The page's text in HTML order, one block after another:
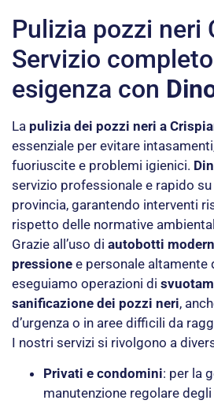
Pulizia pozzi neri
Servizio
esigenza con
La pulizia dei pozzi neri a
essenziale per evitare
fuoriuscite e problemi igienici.
servizio professionale e rapido
provincia, garantendo interventi
rispetto delle normative
Grazie all’uso di autobotti
pressione e personale altamente
eseguiamo operazioni di
sanificazione dei pozzi neri,
d’urgenza o in aree difficili da
I nostri servizi si rivolgono a
Privati e condomini: per la
manutenzione regolare